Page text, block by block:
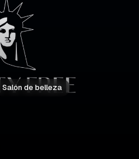
Salón de belleza